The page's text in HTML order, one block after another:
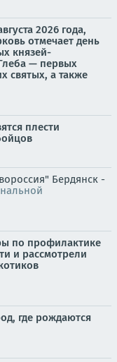
2026 года,
отмечает день
князей-
— первых
святых, а также
плести
Бердянск -
по профилактике
и рассмотрели
где рождаются